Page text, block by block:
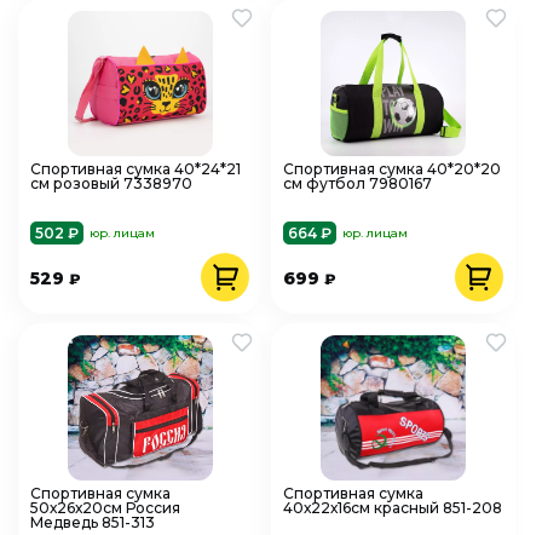
Спортивная сумка 40*24*21
см розовый 7338970
502 ₽ юр. лицам
529 ₽
Спортивная сумка 40*20*20
см футбол 7980167
664 ₽ юр. лицам
699₽
Спортивная сумка
50х26х20см Россия
Медведь 851-313
Спортивная сумка
40х22х16см красный 851-208